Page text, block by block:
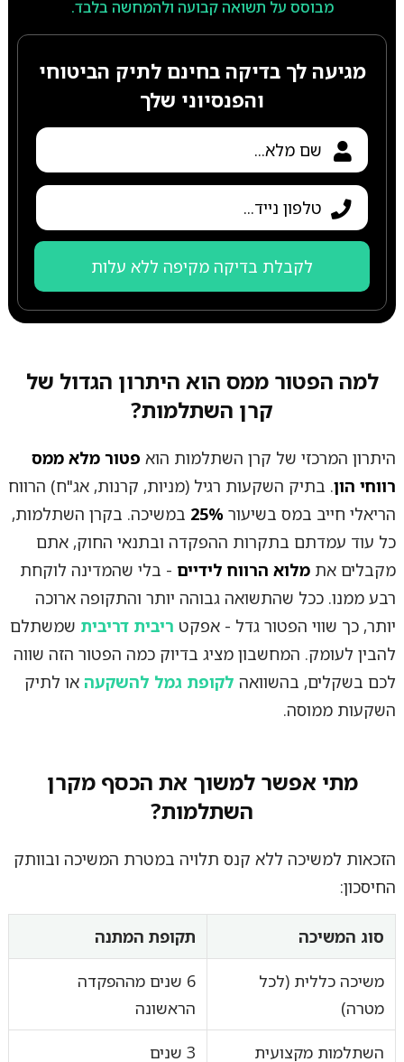
מבוסס על תשואה קבועה ולהמחשה בלבד.
מגיעה לך בדיקה בחינם לתיק הביטוחי
והפנסיוני שלך
לקבלת בדיקה מקיפה ללא עלות
למה הפטור ממס הוא היתרון הגדול של
קרן השתלמות?
היתרון המרכזי של קרן השתלמות הוא פטור מלא ממס
רווחי הון. בתיק השקעות רגיל (מניות, קרנות, אג"ח) הרווח
הריאלי חייב במס בשיעור 25% במשיכה. בקרן השתלמות,
כל עוד עמדתם בתקרות ההפקדה ובתנאי החוק, אתם
מקבלים את מלוא הרווח לידיים - בלי שהמדינה לוקחת
רבע ממנו. ככל שהתשואה גבוהה יותר והתקופה ארוכה
יותר, כך שווי הפטור גדל - אפקט ריבית דריבית שמשתלם
להבין לעומק. המחשבון מציג בדיוק כמה הפטור הזה שווה
לכם בשקלים, בהשוואה לקופת גמל להשקעהאו לתיק
השקעות ממוסה.
מתי אפשר למשוך את הכסף מקרן
השתלמות?
הזכאות למשיכה ללא קנס תלויה במטרת המשיכה ובוותק
החיסכון:
סוג המשיכה תקופת המתנה
משיכה כללית (לכל
מטרה)
6 שנים מההפקדה
הראשונה
השתלמות מקצועית 3 שנים